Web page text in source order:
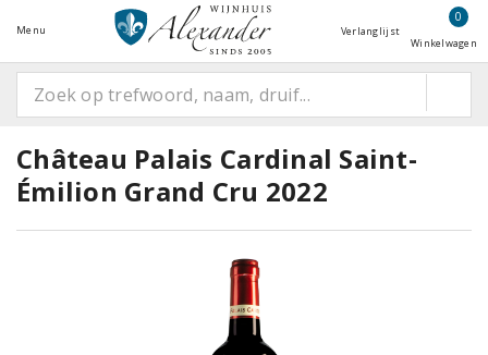
Menu Verlanglijst
0
Winkelwagen
Château Palais Cardinal Saint-
Émilion Grand Cru 2022